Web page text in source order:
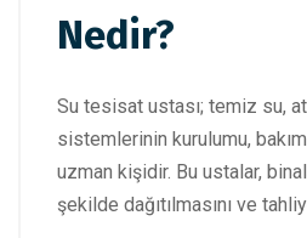
Nedir?
Su tesisat ustası; temiz su,
sistemlerinin kurulumu,
uzman kişidir. Bu ustalar,
şekilde dağıtılmasını ve